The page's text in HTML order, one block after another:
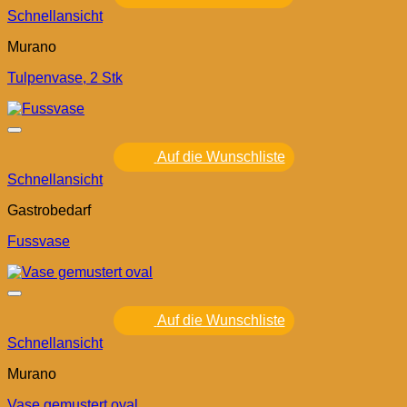
Schnellansicht
Murano
Tulpenvase, 2 Stk
Auf die Wunschliste
Schnellansicht
Gastrobedarf
Fussvase
Auf die Wunschliste
Schnellansicht
Murano